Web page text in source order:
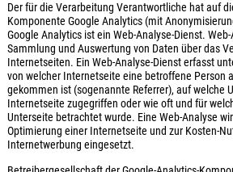
Der für die Verarbeitung Verantwortliche hat auf
Komponente Google Analytics (mit
Google Analytics ist ein Web-Analyse-Dienst.
Sammlung und Auswertung von Daten über das
Internetseiten. Ein Web-Analyse-Dienst erfasst
von welcher Internetseite eine betroffene Person
gekommen ist (sogenannte Referrer), auf welche
Internetseite zugegriffen oder wie oft und für
Unterseite betrachtet wurde. Eine Web-Analyse
Optimierung einer Internetseite und zur Kosten-
Internetwerbung eingesetzt.